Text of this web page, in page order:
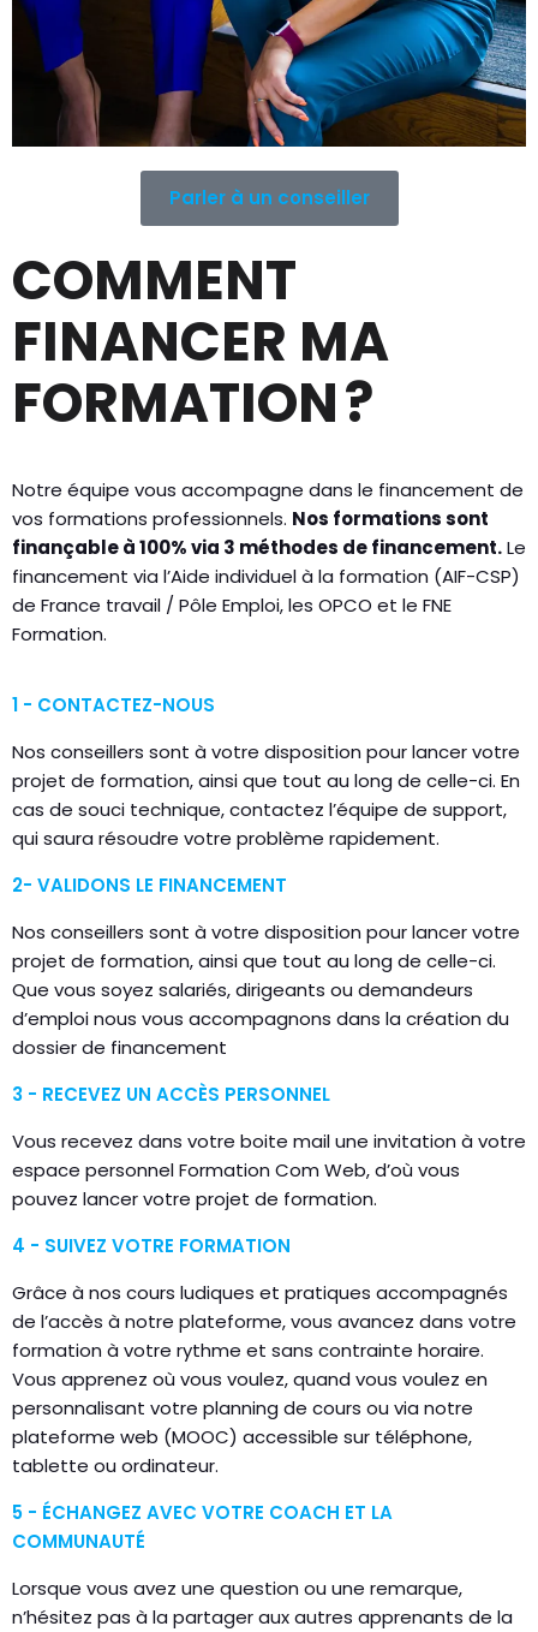
Parler à un conseiller
COMMENT
FINANCER MA
FORMATION ?
Notre équipe vous accompagne dans le financement de
vos formations professionnels. Nos formations sont
finançable à 100% via 3 méthodes de financement.Le
financement via l’Aide individuel à la formation (AIF-CSP)
de France travail / Pôle Emploi, les OPCO et le FNE
Formation.
1 - CONTACTEZ-NOUS
Nos conseillers sont à votre disposition pour lancer votre
projet de formation, ainsi que tout au long de celle-ci. En
cas de souci technique, contactez l’équipe de support,
qui saura résoudre votre problème rapidement.
2- VALIDONS LE FINANCEMENT
Nos conseillers sont à votre disposition pour lancer votre
projet de formation, ainsi que tout au long de celle-ci.
Que vous soyez salariés, dirigeants ou demandeurs
d’emploi nous vous accompagnons dans la création du
dossier de financement
3 - RECEVEZ UN ACCÈS PERSONNEL
Vous recevez dans votre boite mail une invitation à votre
espace personnel Formation Com Web, d’où vous
pouvez lancer votre projet de formation.
4 - SUIVEZ VOTRE FORMATION
Grâce à nos cours ludiques et pratiques accompagnés
de l’accès à notre plateforme, vous avancez dans votre
formation à votre rythme et sans contrainte horaire.
Vous apprenez où vous voulez, quand vous voulez en
personnalisant votre planning de cours ou via notre
plateforme web (MOOC) accessible sur téléphone,
tablette ou ordinateur.
5 - ÉCHANGEZ AVEC VOTRE COACH ET LA
COMMUNAUTÉ
Lorsque vous avez une question ou une remarque,
n’hésitez pas à la partager aux autres apprenants de la